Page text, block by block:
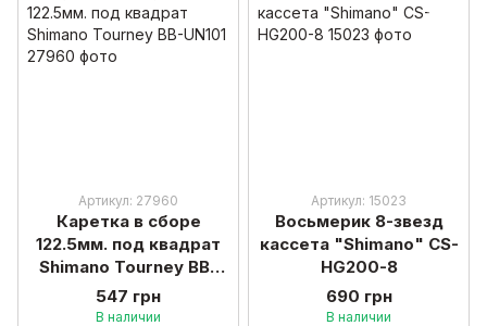
Артикул: 27960
Каретка в сборе
122.5мм. под квадрат
Shimano Tourney BB-
UN101
547 грн
В наличии
Артикул: 15023
Восьмерик 8-звезд
кассета "Shimano" CS-
HG200-8
690 грн
В наличии